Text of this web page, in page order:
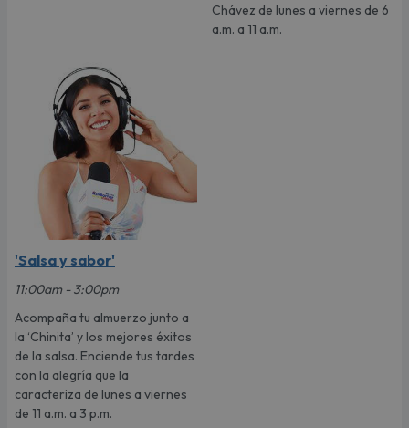
Chávez de lunes a viernes de 6
a.m. a 11 a.m.
'Salsa y sabor'
11:00am - 3:00pm
Acompaña tu almuerzo junto a
la ‘Chinita’ y los mejores éxitos
de la salsa. Enciende tus tardes
con la alegría que la
caracteriza de lunes a viernes
de 11 a.m. a 3 p.m.